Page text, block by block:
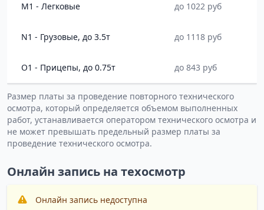
M1 - Легковые до 1022 руб
N1 - Грузовые, до 3.5т до 1118 руб
O1 - Прицепы, до 0.75т до 843 руб
Размер платы за проведение повторного технического
осмотра, который определяется объемом выполненных
работ, устанавливается оператором технического осмотра и
не может превышать предельный размер платы за
проведение технического осмотра.
Онлайн запись на техосмотр
Онлайн запись недоступна